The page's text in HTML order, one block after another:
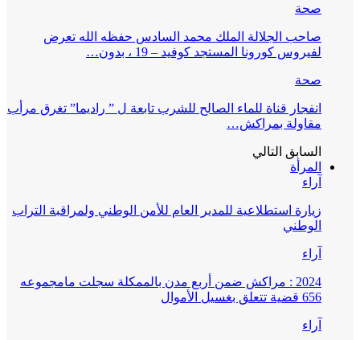
صحة
صاحب الجلالة الملك محمد السادس حفظه الله تعرض
لفيروس كورونا المستجد كوفيد – 19 ، بدون…
صحة
انفجار قناة للماء الصالح للشرب تابعة ل ” راديما” تغرق مرأب
مقاولة بمراكش…
السابق التالي
المرأة
آراء
زيارة استطلاعية للمدير العام للأمن الوطني ولمراقبة التراب
الوطني
آراء
2024 : مراكش ضمن أربع مدن بالممكلة سجلت مامجموعه
656 قضية تتعلق بغسيل الأموال
آراء